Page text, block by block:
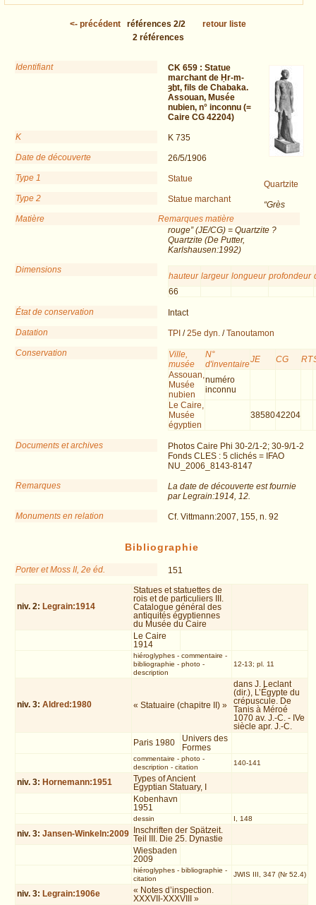
<- précédent références 2/2
retour liste
2 références
Identifiant CK 659 : Statue
marchant de Ḥr-m-
ȝḫt, fils de Chabaka.
Assouan, Musée
nubien, n° inconnu (=
Caire CG 42204)
K
K 735
Date de découverte
26/5/1906
Type 1
Statue
Type 2
Statue marchant
Matière
Quartzite
Remarques matière
“Grès
rouge” (JE/CG) = Quartzite ?
Quartzite (De Putter,
Karlshausen:1992)
Dimensions
hauteur largeur longueur profondeur
66
État de conservation
Intact
Datation
TPI /25e dyn. /Tanoutamon
Conservation
Ville,
musée
N°
d'inventaireJE CG RT
Assouan,
Musée
nubien
numéro
inconnu
Le Caire,
Musée
égyptien
3858042204
Documents et archives
Photos Caire Phi 30-2/1-2; 30-9/1-2
Fonds CLES : 5 clichés = IFAO
NU_2006_8143-8147
Remarques
La date de découverte est fournie
par Legrain:1914, 12.
Monuments en relation
Cf. Vittmann:2007, 155, n. 92
Bibliographie
Porter et Moss II, 2e éd. 151
niv. 2: Legrain:1914
Statues et statuettes de
rois et de particuliers III.
Catalogue général des
antiquités égyptiennes
du Musée du Caire
Le Caire
1914
hiéroglyphes- commentaire -
bibliographie - photo-
description
12-13; pl. 11
niv. 3:Aldred:1980 « Statuaire (chapitre II) »
dans J. Leclant
(dir.), L’Égypte du
crépuscule. De
Tanis à Méroé
1070 av. J.-C. - IVe
siècle apr. J.-C.
Paris 1980
Univers des
Formes
commentaire - photo-
description - citation
140-141
niv. 3: Hornemann:1951
Types of Ancient
Egyptian Statuary, I
Kobenhavn
1951
dessin I, 148
niv. 3:Jansen-Winkeln:2009
Inschriften der Spätzeit.
Teil III. Die 25. Dynastie
Wiesbaden
2009
hiéroglyphes- bibliographie -
citation
JWIS III, 347 (Nr 52.4)
niv. 3: Legrain:1906e
« Notes d’inspection.
XXXVII-XXXVIII »